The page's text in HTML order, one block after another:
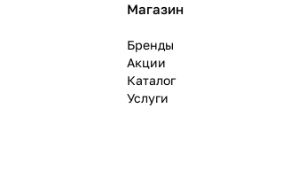
Магазин
Бренды
Акции
Каталог
Услуги